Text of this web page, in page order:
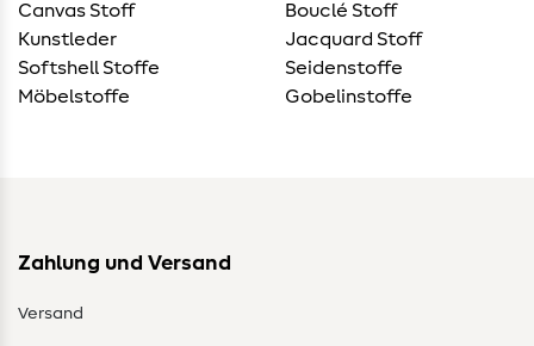
Canvas Stoff
Kunstleder
Softshell Stoffe
Möbelstoffe
Bouclé Stoff
Jacquard Stoff
Seidenstoffe
Gobelinstoffe
Zahlung und Versand
Versand